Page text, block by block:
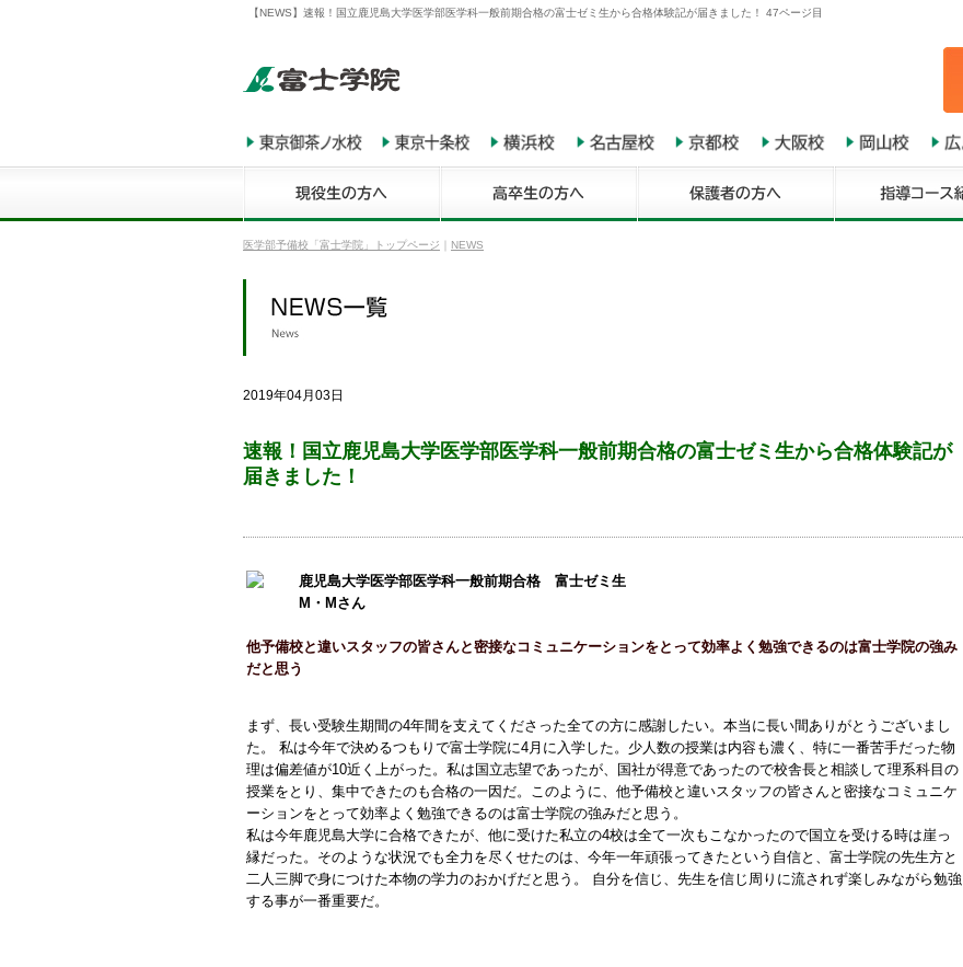
【NEWS】速報！国立鹿児島大学医学部医学科一般前期合格の富士ゼミ生から合格体験記が届きました！ 47ページ目
医学部予備校「富士学院」トップページ NEWS
2019年04月03日
速報！国立鹿児島大学医学部医学科一般前期合格の富士ゼミ生から合格体験記が
届きました！
鹿児島大学医学部医学科一般前期合格 富士ゼミ生
M・Mさん
他予備校と違いスタッフの皆さんと密接なコミュニケーションをとって効率よく勉強できるのは富士学院の強み
だと思う
まず、長い受験生期間の4年間を支えてくださった全ての方に感謝したい。本当に長い間ありがとうございまし
た。 私は今年で決めるつもりで富士学院に4月に入学した。少人数の授業は内容も濃く、特に一番苦手だった物
理は偏差値が10近く上がった。私は国立志望であったが、国社が得意であったので校舎長と相談して理系科目の
授業をとり、集中できたのも合格の一因だ。このように、他予備校と違いスタッフの皆さんと密接なコミュニケ
ーションをとって効率よく勉強できるのは富士学院の強みだと思う。
私は今年鹿児島大学に合格できたが、他に受けた私立の4校は全て一次もこなかったので国立を受ける時は崖っ
縁だった。そのような状況でも全力を尽くせたのは、今年一年頑張ってきたという自信と、富士学院の先生方と
二人三脚で身につけた本物の学力のおかげだと思う。 自分を信じ、先生を信じ周りに流されず楽しみながら勉強
する事が一番重要だ。